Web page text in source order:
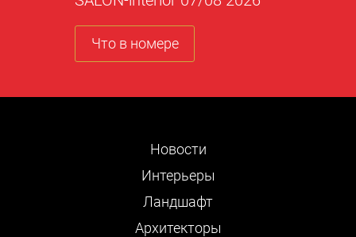
Что в номере
Новости
Интерьеры
Ландшафт
Архитекторы